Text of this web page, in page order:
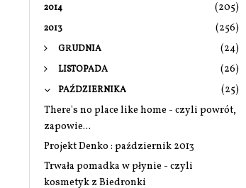
2014 (205)
2013 (256)
GRUDNIA (24)
LISTOPADA (26)
PAŹDZIERNIKA
(25)
There's no place like home - czyli powrót,
zapowie...
Projekt Denko : październik 2013
Trwała pomadka w płynie - czyli
kosmetyk z Biedronki